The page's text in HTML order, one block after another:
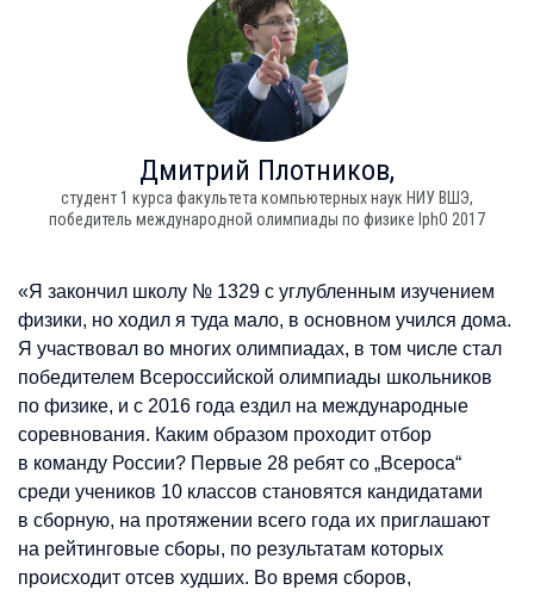
Дмитрий Плотников,
студент 1 курса факультета компьютерных наук НИУ ВШЭ,
победитель международной олимпиады по физике IphO 2017
«Я закончил школу № 1329 с углубленным изучением
физики, но ходил я туда мало, в основном учился дома.
Я участвовал во многих олимпиадах, в том числе стал
победителем Всероссийской олимпиады школьников
по физике, и с 2016 года ездил на международные
соревнования. Каким образом проходит отбор
в команду России? Первые 28 ребят со „Всероса“
среди учеников 10 классов становятся кандидатами
в сборную, на протяжении всего года их приглашают
на рейтинговые сборы, по результатам которых
происходит отсев худших. Во время сборов,